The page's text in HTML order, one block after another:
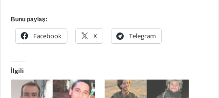
Bunu paylaş:
Facebook X Telegram
İlgili